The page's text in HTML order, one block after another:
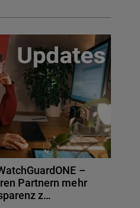
–
Partnern mehr
z…